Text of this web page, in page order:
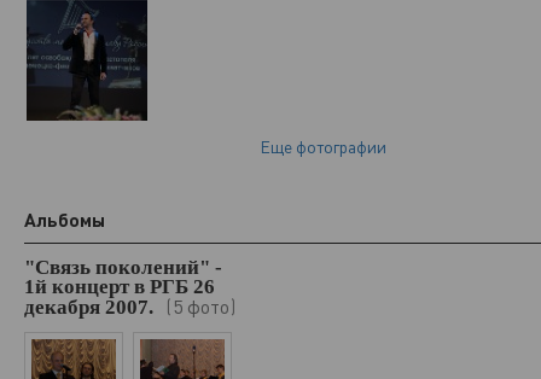
Еще фотографии
Альбомы
"Связь поколений" -
1й концерт в РГБ 26
декабря 2007.
(5 фото)